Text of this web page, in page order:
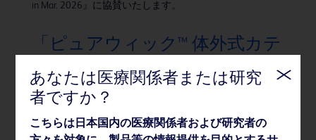
in Mar. 2026』に協賛いたします。
「ピュアウィック™ 体外式カテ
ーテル」女性用、男性用製品を
新発売
BDのグループ会社である株式会社メディコン（本社：大
阪府大阪市、代表取締役社長：長瀬信弥）は、2026年2
月16日、体内に留置しない非侵襲的な排尿ケアシステム
あなたは医療関係者または研究
者ですか？
こちらは日本国内の医療関係者および研究者の